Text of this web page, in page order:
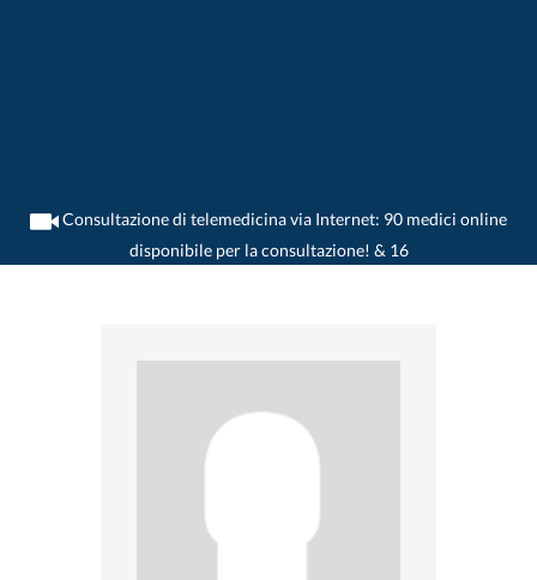
Consultazione di telemedicina via Internet: 90 medici online
disponibile per la consultazione! & 16
>Dentista>Siebnen>Dr. Robert Klemmer>Practica di Dr. Robert Klemmer